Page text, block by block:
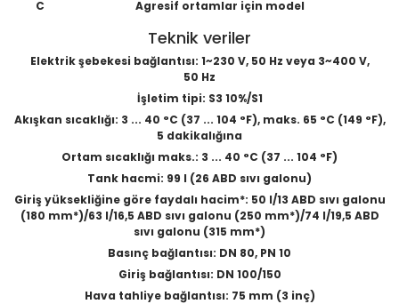
C
Agresif ortamlar için model
Teknik veriler
Elektrik şebekesi bağlantısı: 1~230 V, 50 Hz veya 3~400 V,
50 Hz
İşletim tipi: S3 10%/S1
Akışkan sıcaklığı: 3 ... 40 °C (37 ... 104 °F), maks. 65 °C (149 °F),
5 dakikalığına
Ortam sıcaklığı maks.: 3 ... 40 °C (37 ... 104 °F)
Tank hacmi: 99 l (26 ABD sıvı galonu)
Giriş yüksekliğine göre faydalı hacim*: 50 l/13 ABD sıvı galonu
(180 mm*)/63 l/16,5 ABD sıvı galonu (250 mm*)/74 l/19,5 ABD
sıvı galonu (315 mm*)
Basınç bağlantısı: DN 80, PN 10
Giriş bağlantısı: DN 100/150
Hava tahliye bağlantısı: 75 mm (3 inç)